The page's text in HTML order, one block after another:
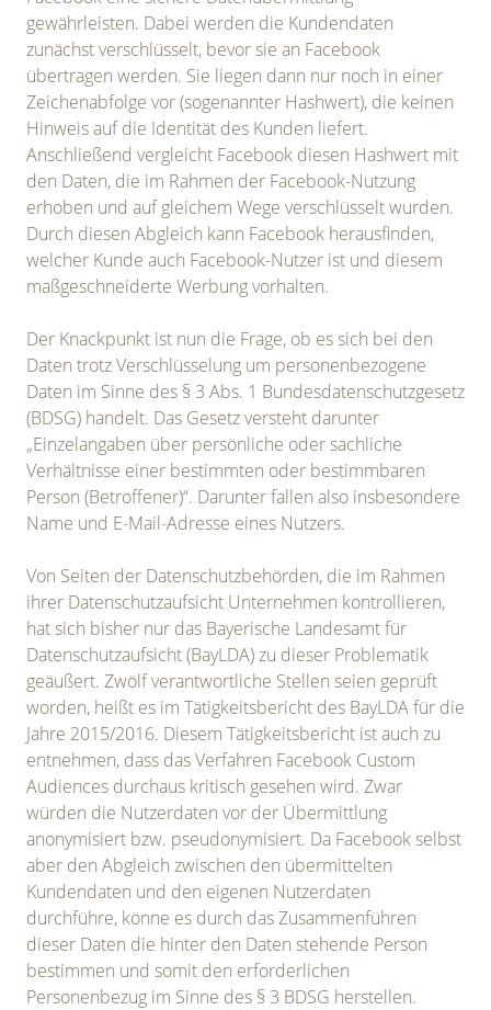
gewährleisten. Dabei werden die Kundendaten
zunächst verschlüsselt, bevor sie an Facebook
übertragen werden. Sie liegen dann nur noch in einer
Zeichenabfolge vor (sogenannter Hashwert), die keinen
Hinweis auf die Identität des Kunden liefert.
Anschließend vergleicht Facebook diesen Hashwert mit
den Daten, die im Rahmen der Facebook-Nutzung
erhoben und auf gleichem Wege verschlüsselt wurden.
Durch diesen Abgleich kann Facebook herausfinden,
welcher Kunde auch Facebook-Nutzer ist und diesem
maßgeschneiderte Werbung vorhalten.
Der Knackpunkt ist nun die Frage, ob es sich bei den
Daten trotz Verschlüsselung um personenbezogene
Daten im Sinne des § 3 Abs. 1 Bundesdatenschutzgesetz
(BDSG) handelt. Das Gesetz versteht darunter
„Einzelangaben über persönliche oder sachliche
Verhältnisse einer bestimmten oder bestimmbaren
Person (Betroffener)“. Darunter fallen also insbesondere
Name und E-Mail-Adresse eines Nutzers.
Von Seiten der Datenschutzbehörden, die im Rahmen
ihrer Datenschutzaufsicht Unternehmen kontrollieren,
hat sich bisher nur das Bayerische Landesamt für
Datenschutzaufsicht (BayLDA) zu dieser Problematik
geäußert. Zwölf verantwortliche Stellen seien geprüft
worden, heißt es im Tätigkeitsbericht des BayLDA für die
Jahre 2015/2016. Diesem Tätigkeitsbericht ist auch zu
entnehmen, dass das Verfahren Facebook Custom
Audiences durchaus kritisch gesehen wird. Zwar
würden die Nutzerdaten vor der Übermittlung
anonymisiert bzw. pseudonymisiert. Da Facebook selbst
aber den Abgleich zwischen den übermittelten
Kundendaten und den eigenen Nutzerdaten
durchführe, könne es durch das Zusammenführen
dieser Daten die hinter den Daten stehende Person
bestimmen und somit den erforderlichen
Personenbezug im Sinne des § 3 BDSG herstellen.